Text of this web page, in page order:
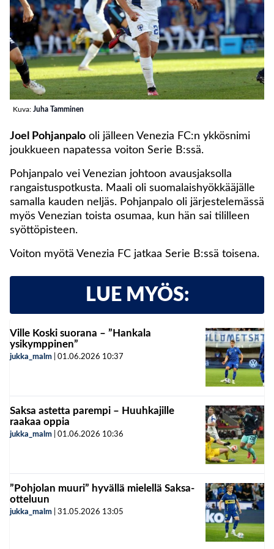
Kuva: Juha Tamminen
Joel Pohjanpalo oli jälleen Venezia FC:n ykkösnimi
joukkueen napatessa voiton Serie B:ssä.
Pohjanpalo vei Venezian johtoon avausjaksolla
rangaistuspotkusta. Maali oli suomalaishyökkääjälle
samalla kauden neljäs. Pohjanpalo oli järjestelemässä
myös Venezian toista osumaa, kun hän sai tililleen
syöttöpisteen.
Voiton myötä Venezia FC jatkaa Serie B:ssä toisena.
LUE MYÖS:
Ville Koski suorana – ”Hankala
ysikymppinen”
jukka_malm 01.06.2026 10:37
Saksa astetta parempi – Huuhkajille
raakaa oppia
jukka_malm 01.06.2026 10:36
”Pohjolan muuri” hyvällä mielellä Saksa-
otteluun
jukka_malm 31.05.2026 13:05